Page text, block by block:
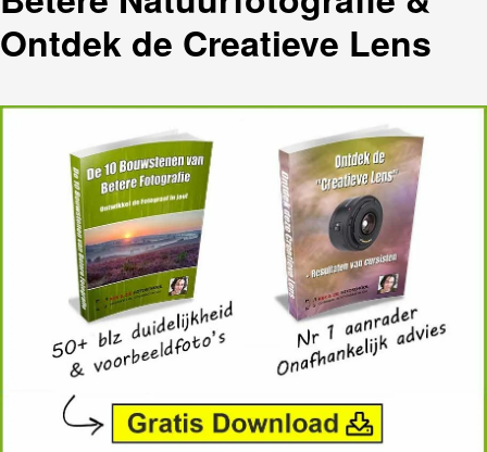
Ontdek de Creatieve Lens